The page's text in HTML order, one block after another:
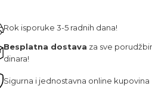
Rok isporuke 3-5 radnih dana!
Besplatna dostava za sve
dinara!
Sigurna i jednostavna online kupovina